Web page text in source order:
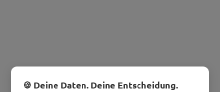
🍪 Deine Daten. Deine Entscheidung.